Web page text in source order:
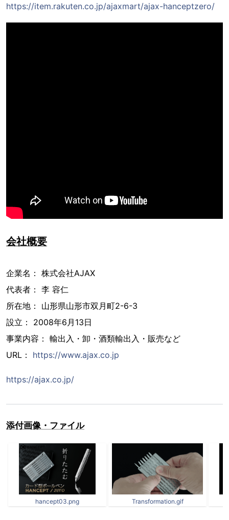
https://item.rakuten.co.jp/ajaxmart/ajax-hanceptzero/
会社概要
企業名： 株式会社AJAX
代表者： 李 容仁
所在地： 山形県山形市双月町2-6-3
設立： 2008年6月13日
事業内容： 輸出入・卸・酒類輸出入・販売など
URL： https://www.ajax.co.jp
https://ajax.co.jp/
添付画像・ファイル
hancept03.png Transformation.gif